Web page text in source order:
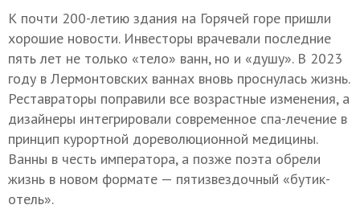
К почти 200-летию здания на Горячей горе пришли
хорошие новости. Инвесторы врачевали последние
пять лет не только «тело» ванн, но и «душу». В 2023
году в Лермонтовских ваннах вновь проснулась жизнь.
Реставраторы поправили все возрастные изменения, а
дизайнеры интегрировали современное спа-лечение в
принцип курортной дореволюционной медицины.
Ванны в честь императора, а позже поэта обрели
жизнь в новом формате — пятизвездочный «бутик-
отель».